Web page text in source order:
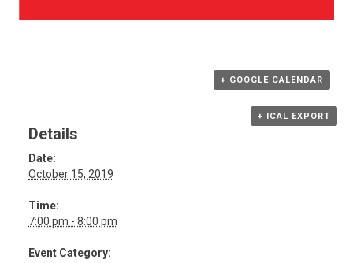
+ GOOGLE CALENDAR
+ ICAL EXPORT
Details
Date:
October 15, 2019
Time:
7:00 pm - 8:00 pm
Event Category: